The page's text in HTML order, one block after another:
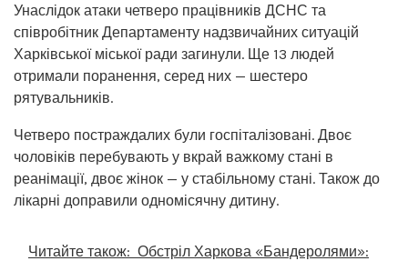
Унаслідок атаки четверо працівників ДСНС та
співробітник Департаменту надзвичайних ситуацій
Харківської міської ради загинули. Ще 13 людей
отримали поранення, серед них — шестеро
рятувальників.
Четверо постраждалих були госпіталізовані. Двоє
чоловіків перебувають у вкрай важкому стані в
реанімації, двоє жінок — у стабільному стані. Також до
лікарні доправили одномісячну дитину.
Читайте також: Обстріл Харкова «Бандеролями»: